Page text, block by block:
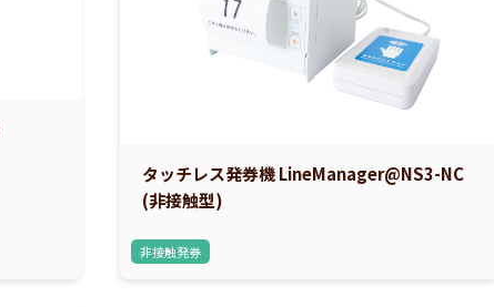
タッチレス発券機 LineManager@NS3-NC
(非接触型)
非接触発券